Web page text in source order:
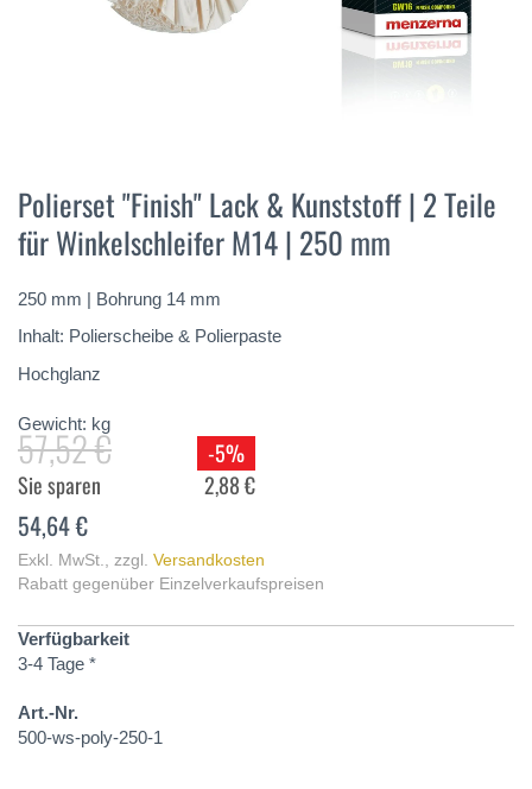
der
Bildergalerie
springen
Polierset "Finish" Lack & Kunststoff | 2 Teile
für Winkelschleifer M14 | 250 mm
250 mm | Bohrung 14 mm
Inhalt: Polierscheibe & Polierpaste
Hochglanz
Gewicht: kg
57,52 €
-5%
Sie sparen
2,88 €
54,64 €
Exkl. MwSt. zzgl. Versandkosten
Rabatt gegenüber Einzelverkaufspreisen
Verfügbarkeit
3-4 Tage *
Art.-Nr.
500-ws-poly-250-1